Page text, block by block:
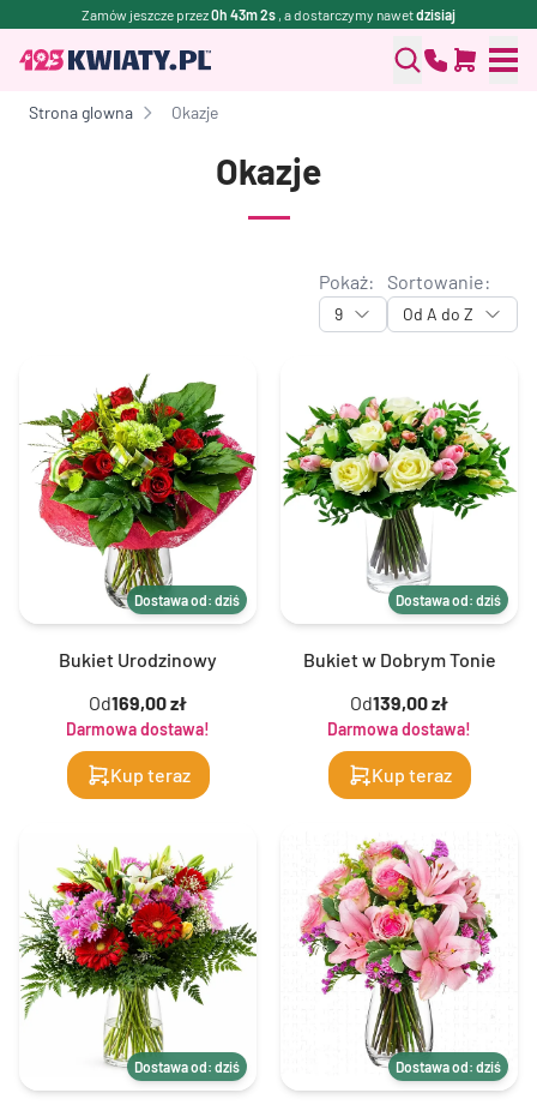
Zamów jeszcze przez0h 43m 1s , a dostarczymy nawetdzisiaj
Strona glowna Okazje
Okazje
Pokaż:
9
Sortowanie:
Od A do Z
Dostawa od: dziś
Bukiet Urodzinowy
Od169,00 zł
Darmowa dostawa!
Kup teraz
Dostawa od: dziś
Bukiet w Dobrym Tonie
Od139,00 zł
Darmowa dostawa!
Kup teraz
Dostawa od: dziś Dostawa od: dziś